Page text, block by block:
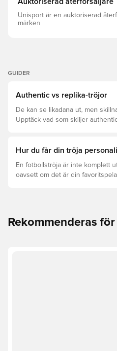
teknik Klubbemblem
Specialdesignad grafik på krage
Unisport är en auktoriserad
märken
GUIDER
Authentic vs replika-tröjor
De kan se likadana ut, men
Upptäck vad som skiljer
Hur du får din tröja
En fotbollströja är inte komplett
oavsett om det är din
Rekommenderas